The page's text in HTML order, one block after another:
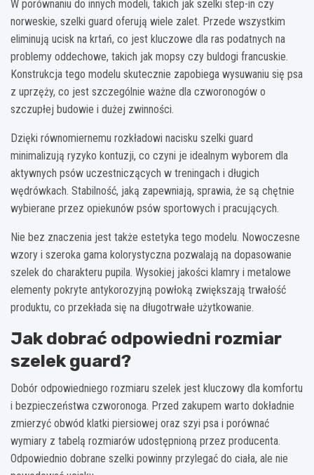
W porównaniu do innych modeli, takich jak szelki step-in czy
norweskie, szelki guard oferują wiele zalet. Przede wszystkim
eliminują ucisk na krtań, co jest kluczowe dla ras podatnych na
problemy oddechowe, takich jak mopsy czy buldogi francuskie.
Konstrukcja tego modelu skutecznie zapobiega wysuwaniu się psa
z uprzęży, co jest szczególnie ważne dla czworonogów o
szczupłej budowie i dużej zwinności.
Dzięki równomiernemu rozkładowi nacisku szelki guard
minimalizują ryzyko kontuzji, co czyni je idealnym wyborem dla
aktywnych psów uczestniczących w treningach i długich
wędrówkach. Stabilność, jaką zapewniają, sprawia, że są chętnie
wybierane przez opiekunów psów sportowych i pracujących.
Nie bez znaczenia jest także estetyka tego modelu. Nowoczesne
wzory i szeroka gama kolorystyczna pozwalają na dopasowanie
szelek do charakteru pupila. Wysokiej jakości klamry i metalowe
elementy pokryte antykorozyjną powłoką zwiększają trwałość
produktu, co przekłada się na długotrwałe użytkowanie.
Jak dobrać odpowiedni rozmiar
szelek guard?
Dobór odpowiedniego rozmiaru szelek jest kluczowy dla komfortu
i bezpieczeństwa czworonoga. Przed zakupem warto dokładnie
zmierzyć obwód klatki piersiowej oraz szyi psa i porównać
wymiary z tabelą rozmiarów udostępnioną przez producenta.
Odpowiednio dobrane szelki powinny przylegać do ciała, ale nie